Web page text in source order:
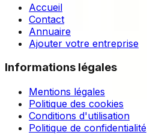
Accueil
Contact
Annuaire
Ajouter votre entreprise
Informations légales
Mentions légales
Politique des cookies
Conditions d'utilisation
Politique de confidentialité